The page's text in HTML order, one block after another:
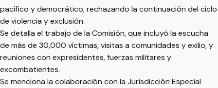
pacífico y democrático, rechazando la continuación del ciclo
de violencia y exclusión.
Se detalla el trabajo de la Comisión, que incluyó la escucha
de más de 30,000 víctimas, visitas a comunidades y exilio, y
reuniones con expresidentes, fuerzas militares y
excombatientes.
Se menciona la colaboración con la Jurisdicción Especial